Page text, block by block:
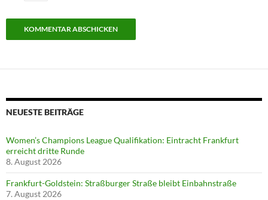
NEUESTE BEITRÄGE
Women’s Champions League Qualifikation: Eintracht Frankfurt
erreicht dritte Runde
8. August 2026
Frankfurt-Goldstein: Straßburger Straße bleibt Einbahnstraße
7. August 2026